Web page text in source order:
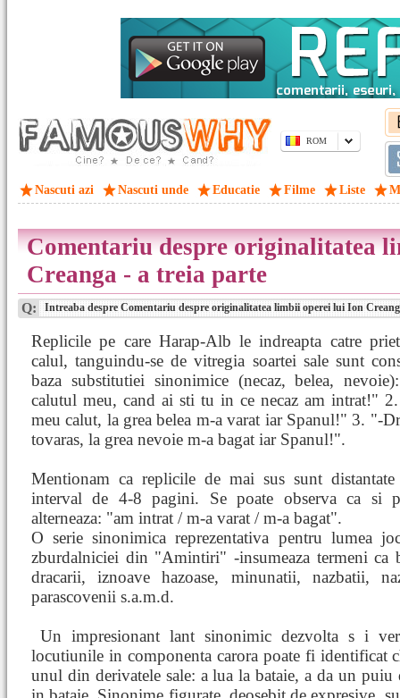
ROM
Nascuti azi Nascuti unde Educatie Filme Liste
Comentariu despre originalitatea
Creanga - a treia parte
Q: Intreaba despre Comentariu despre originalitatea limbii operei lui Ion
Replicile pe care Harap-Alb le indreapta catre
calul, tanguindu-se de vitregia soartei sale sunt
baza substitutiei sinonimice (necaz, belea,
calutul meu, cand ai sti tu in ce necaz am intrat!"
meu calut, la grea belea m-a varat iar Spanul!" 3. "-
tovaras, la grea nevoie m-a bagat iar Spanul!".
Mentionam ca replicile de mai sus sunt
interval de 4-8 pagini. Se poate observa ca si
alterneaza: "am intrat / m-a varat / m-a bagat".
O serie sinonimica reprezentativa pentru lumea
zburdalniciei din "Amintiri" -insumeaza termeni ca
dracarii, iznoave hazoase, minunatii, nazbatii,
parascovenii s.a.m.d.
Un impresionant lant sinonimic dezvolta s i
locutiunile in componenta carora poate fi identificat
unul din derivatele sale: a lua la bataie, a da un puiu